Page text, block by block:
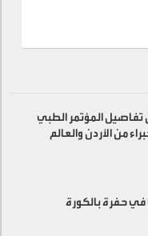
المؤتمر الطبي
من الأردن والعالم
حفرة بالكورة